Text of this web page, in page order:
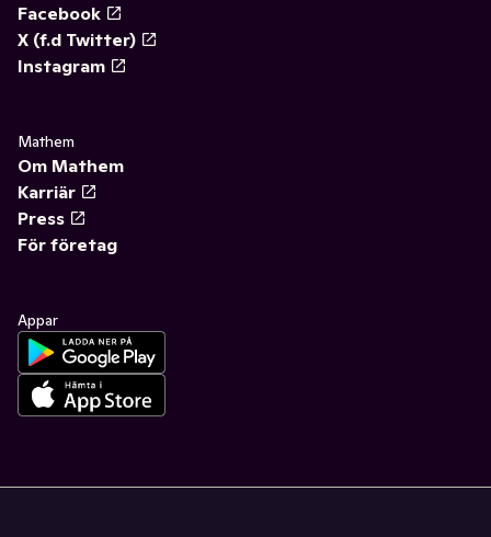
Facebook
X (f.d Twitter)
Instagram
Mathem
Om Mathem
Karriär
Press
För företag
Appar